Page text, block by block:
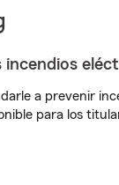
incendios
a prevenir
para los